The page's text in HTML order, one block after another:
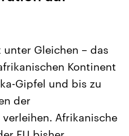
aus
USA
Aktuelle Beiträge,
Wirtschaftlich und
gehören die Vereinigten
den mächtigsten Ländern
mit großem Einfluss auf
Gleichen – das
Kontinent
Gipfel und bis zu
der
Afrikanische